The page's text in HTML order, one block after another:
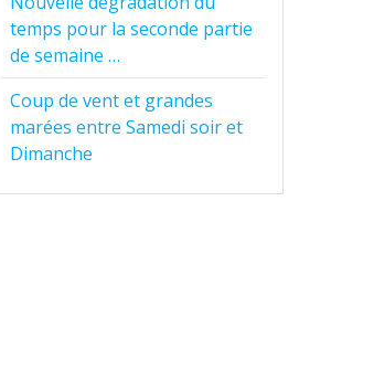
temps pour la seconde partie
de semaine …
Coup de vent et grandes
marées entre Samedi soir et
Dimanche